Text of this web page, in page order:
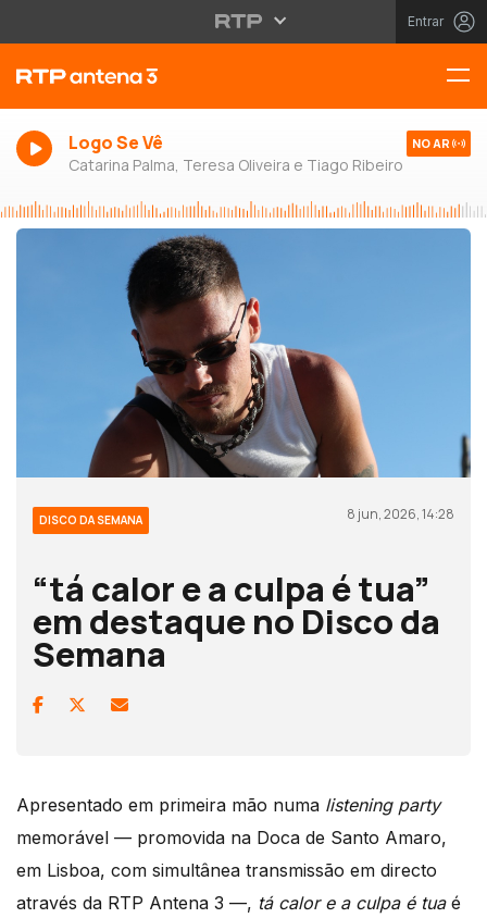
Entrar
Logo Se Vê
Catarina Palma, Teresa Oliveira e Tiago Ribeiro
NO AR
DISCO DA SEMANA 8 jun, 2026, 14:28
“tá calor e a culpa é tua”
em destaque no Disco da
Semana
Apresentado em primeira mão numa listening party
memorável — promovida na Doca de Santo Amaro,
em Lisboa, com simultânea transmissão em directo
através da RTP Antena 3 —, tá calor e a culpa é tuaé